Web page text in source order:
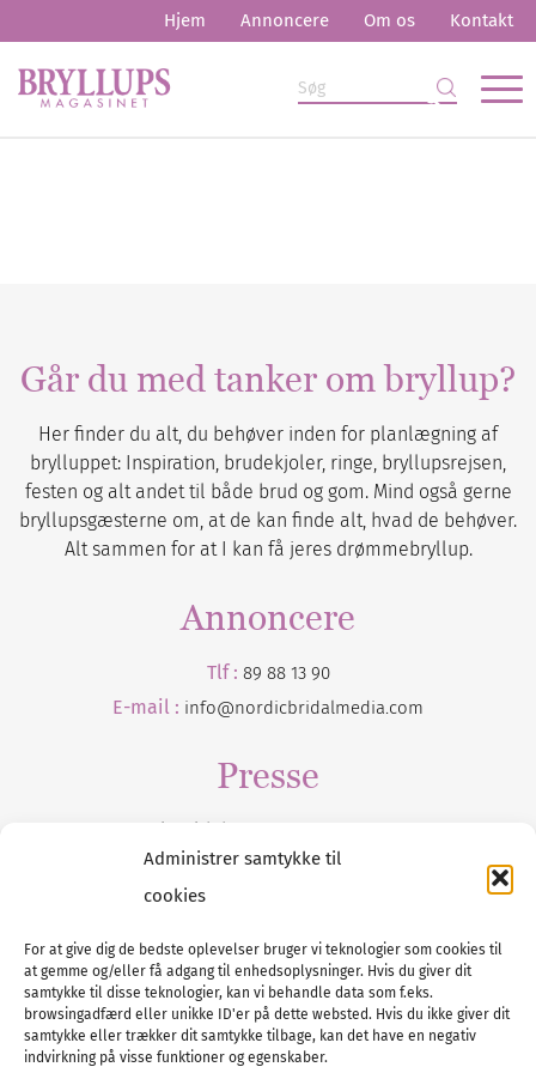
Administrer samtykke til
cookies
For at give dig de bedste oplevelser bruger vi teknologier som cookies til
at gemme og/eller få adgang til enhedsoplysninger. Hvis du giver dit
samtykke til disse teknologier, kan vi behandle data som f.eks.
browsingadfærd eller unikke ID'er på dette websted. Hvis du ikke giver dit
samtykke eller trækker dit samtykke tilbage, kan det have en negativ
indvirkning på visse funktioner og egenskaber.
Hjem Annoncere Om os Kontakt
Går du med tanker om bryllup?
Her finder du alt, du behøver inden for planlægning af
brylluppet: Inspiration, brudekjoler, ringe, bryllupsrejsen,
festen og alt andet til både brud og gom. Mind også gerne
bryllupsgæsterne om, at de kan finde alt, hvad de behøver.
Alt sammen for at I kan få jeres drømmebryllup.
Annoncere
Tlf : 89 88 13 90
E-mail : info@nordicbridalmedia.com
Presse
Tilmeld dig vores
Tel :89 88 13 90
E-post:info@nordicbridalmedia.com
Nordic Bridal Media